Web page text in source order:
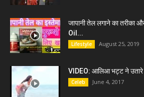
जापानी तेल लगाने का
Oil...
Lifestyle August 25, 2019
VIDEO: आलिआ भट्ट ने
Celeb June 4, 2017